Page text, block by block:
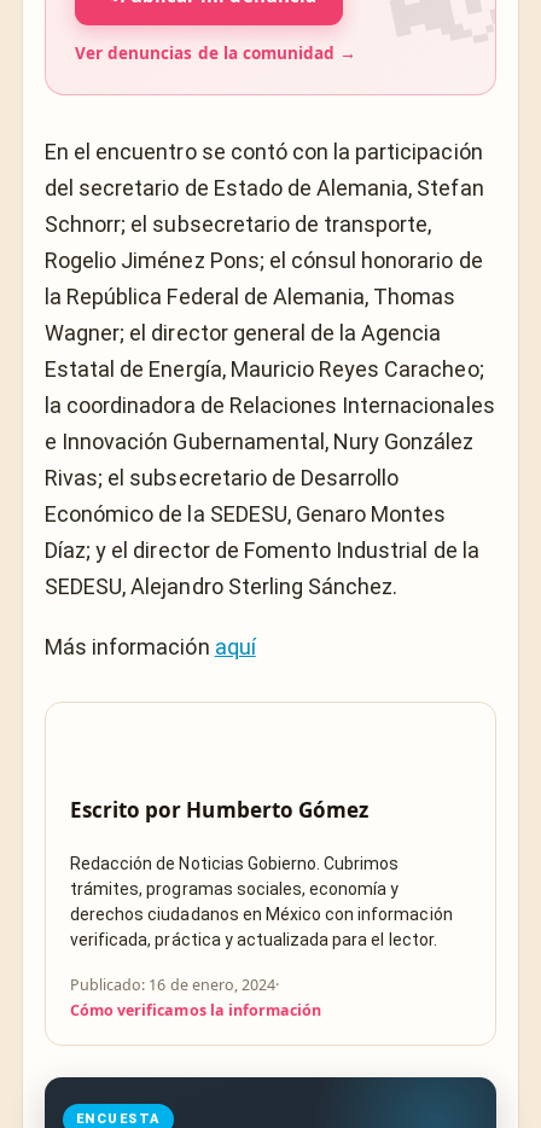
Ver denuncias de la comunidad →
En el encuentro se contó con la participación
del secretario de Estado de Alemania, Stefan
Schnorr; el subsecretario de transporte,
Rogelio Jiménez Pons; el cónsul honorario de
la República Federal de Alemania, Thomas
Wagner; el director general de la Agencia
Estatal de Energía, Mauricio Reyes Caracheo;
la coordinadora de Relaciones Internacionales
e Innovación Gubernamental, Nury González
Rivas; el subsecretario de Desarrollo
Económico de la SEDESU, Genaro Montes
Díaz; y el director de Fomento Industrial de la
SEDESU, Alejandro Sterling Sánchez.
Más información aquí
Escrito por Humberto Gómez
Redacción de Noticias Gobierno. Cubrimos
trámites, programas sociales, economía y
derechos ciudadanos en México con información
verificada, práctica y actualizada para el lector.
Publicado: 16 de enero, 2024·
Cómo verificamos la información
ENCUESTA